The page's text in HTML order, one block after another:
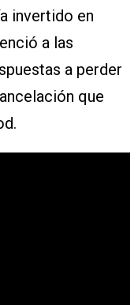
invertido en
a las
a perder
que